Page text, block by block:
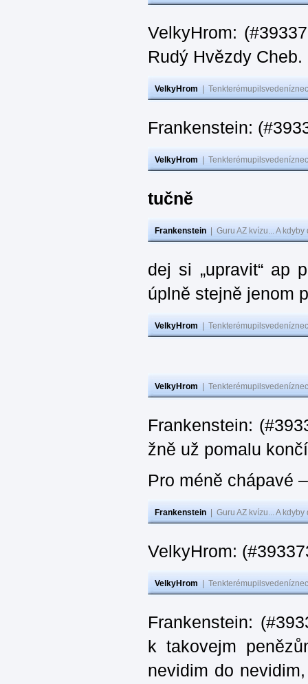
VelkyHrom:
Rudý Hvězdy Cheb.
VelkyHrom
Frankenstein:
VelkyHrom
tučně
Frankenstein Guru AZ kvízu... A
dej si „upravit“ ap
úplně stejně jenom
VelkyHrom
VelkyHrom
Frankenstein:
žně už pomalu
Pro méně chápavé
Frankenstein Guru AZ kvízu... A
VelkyHrom:
VelkyHrom
Frankenstein:
k takovejm
nevidim do